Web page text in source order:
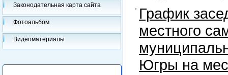
Законодательная карта сайта
Фотоальбом
Видеоматериалы
График
местного
Югры на